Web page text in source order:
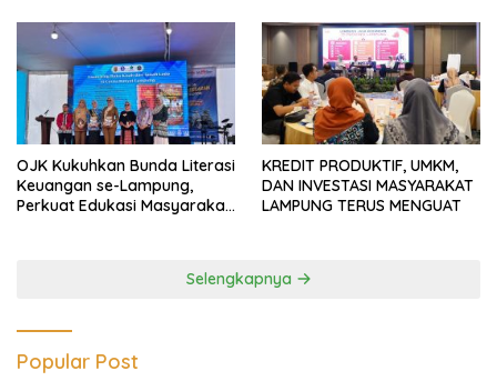
OJK Kukuhkan Bunda Literasi
Keuangan se-Lampung,
Perkuat Edukasi Masyarakat
KREDIT PRODUKTIF, UMKM,
DAN INVESTASI MASYARAKAT
LAMPUNG TERUS MENGUAT
Selengkapnya
Popular Post